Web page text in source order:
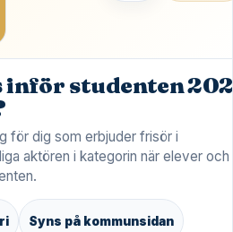
inför studenten
för dig som erbjuder frisör i
aktören i kategorin när elever och
Syns på kommunsidan